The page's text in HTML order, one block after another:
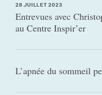
28 JUILLET 2023
Entrevues avec
au Centre Inspir’er
L’apnée du sommeil